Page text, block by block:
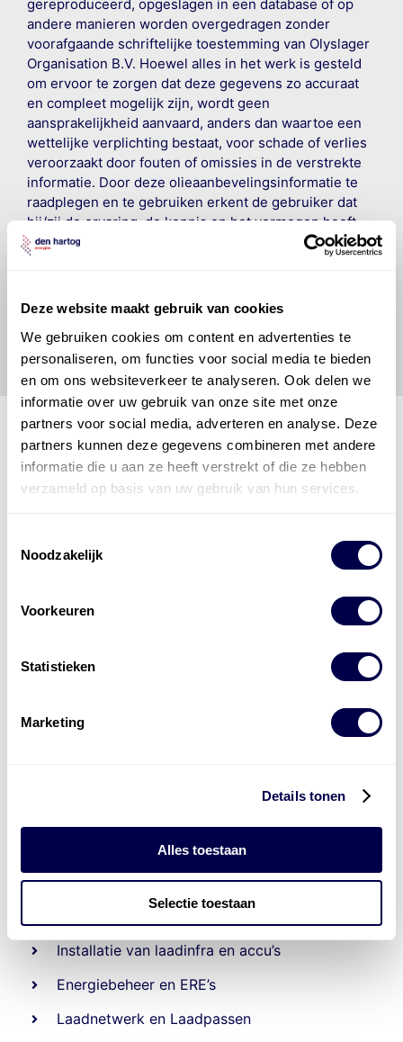
Deze website maakt gebruik van cookies
We gebruiken cookies om content en advertenties te
personaliseren, om functies voor social media te bieden
en om ons websiteverkeer te analyseren. Ook delen we
informatie over uw gebruik van onze site met onze
partners voor social media, adverteren en analyse. Deze
partners kunnen deze gegevens combineren met andere
informatie die u aan ze heeft verstrekt of die ze hebben
verzameld op basis van uw gebruik van hun services.
Noodzakelijk
Voorkeuren
Statistieken
Marketing
Details tonen
Alles toestaan
Selectie toestaan
gereproduceerd, opgeslagen in een database of op
andere manieren worden overgedragen zonder
voorafgaande schriftelijke toestemming van Olyslager
Organisation B.V. Hoewel alles in het werk is gesteld
om ervoor te zorgen dat deze gegevens zo accuraat
en compleet mogelijk zijn, wordt geen
aansprakelijkheid aanvaard, anders dan waartoe een
wettelijke verplichting bestaat, voor schade of verlies
veroorzaakt door fouten of omissies in de verstrekte
informatie. Door deze olieaanbevelingsinformatie te
raadplegen en te gebruiken erkent de gebruiker dat
hij/zij de ervaring, de kennis en het vermogen heeft
om de vereiste onderhoudswerkzaamheden op een
veilige en verantwoorde manier uit te voeren. Hij/zij
Energies
voor enig verlies, letsel, claim en schade
veroorzaakt door een onjuiste interpretatie of een
onjuist gebruik van de gepubliceerde gegevens.
Den Hartog Energies
bestaat uit vier divisies
Levert complete
accu oplossingen
Installatie van laadinfra en accu’s
Energiebeheer en ERE’s
Laadnetwerk en Laadpassen